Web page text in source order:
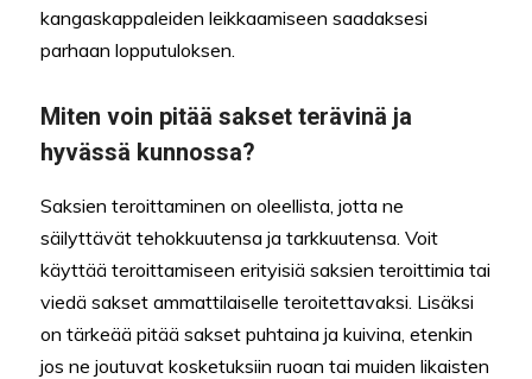
kangaskappaleiden leikkaamiseen saadaksesi
parhaan lopputuloksen.
Miten voin pitää sakset terävinä ja
hyvässä kunnossa?
Saksien teroittaminen on oleellista, jotta ne
säilyttävät tehokkuutensa ja tarkkuutensa. Voit
käyttää teroittamiseen erityisiä saksien teroittimia tai
viedä sakset ammattilaiselle teroitettavaksi. Lisäksi
on tärkeää pitää sakset puhtaina ja kuivina, etenkin
jos ne joutuvat kosketuksiin ruoan tai muiden likaisten